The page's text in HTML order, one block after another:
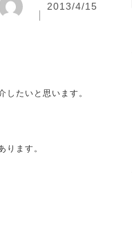
2013/4/15
たいと思います。
ります。